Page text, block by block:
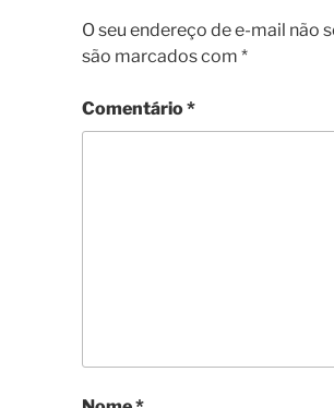
O seu endereço de e-mail não
são marcados com *
Comentário*